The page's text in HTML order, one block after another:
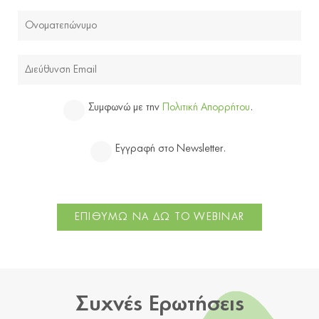
Συμφωνώ με την Πολιτική Απορρήτου .
Εγγραφή στο Newsletter.
Συχνές Ερωτήσεις